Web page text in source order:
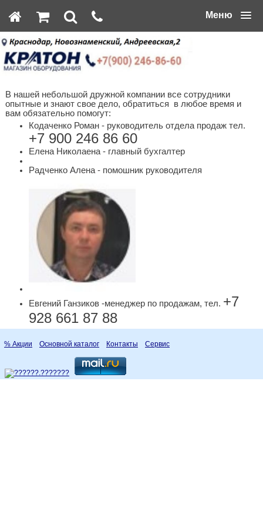
Меню
В нашей небольшой дружной компании все сотрудники
опытные и знают свое дело, обратиться в любое время и
вам обязательно помогут:
Кодаченко Роман - руководитель отдела продаж тел.
+7 900 246 86 60
Елена Николаена - главный бухгалтер
Радченко Алена - помошник руководителя
Евгений Ганзиков -менеджер по продажам, тел. +7
928 661 87 88
% Акции Основной каталог Контакты Сервис